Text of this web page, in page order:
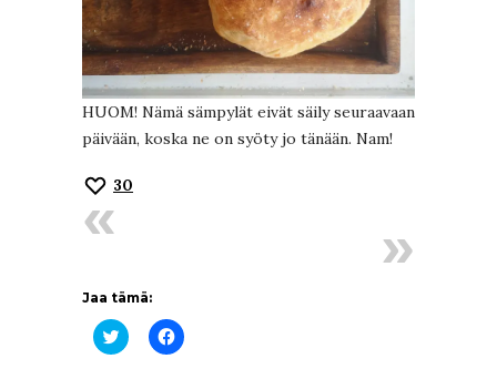
HUOM! Nämä sämpylät eivät säily seuraavaan
päivään, koska ne on syöty jo tänään. Nam!
30
Jaa tämä:
Jaa
Twitterissä(Avautuu
Jaa
Facebookissa(Avautuu